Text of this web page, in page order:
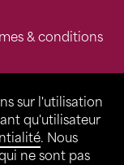
sur l'utilisation
qu'utilisateur
. Nous
ne sont pas
& conditions